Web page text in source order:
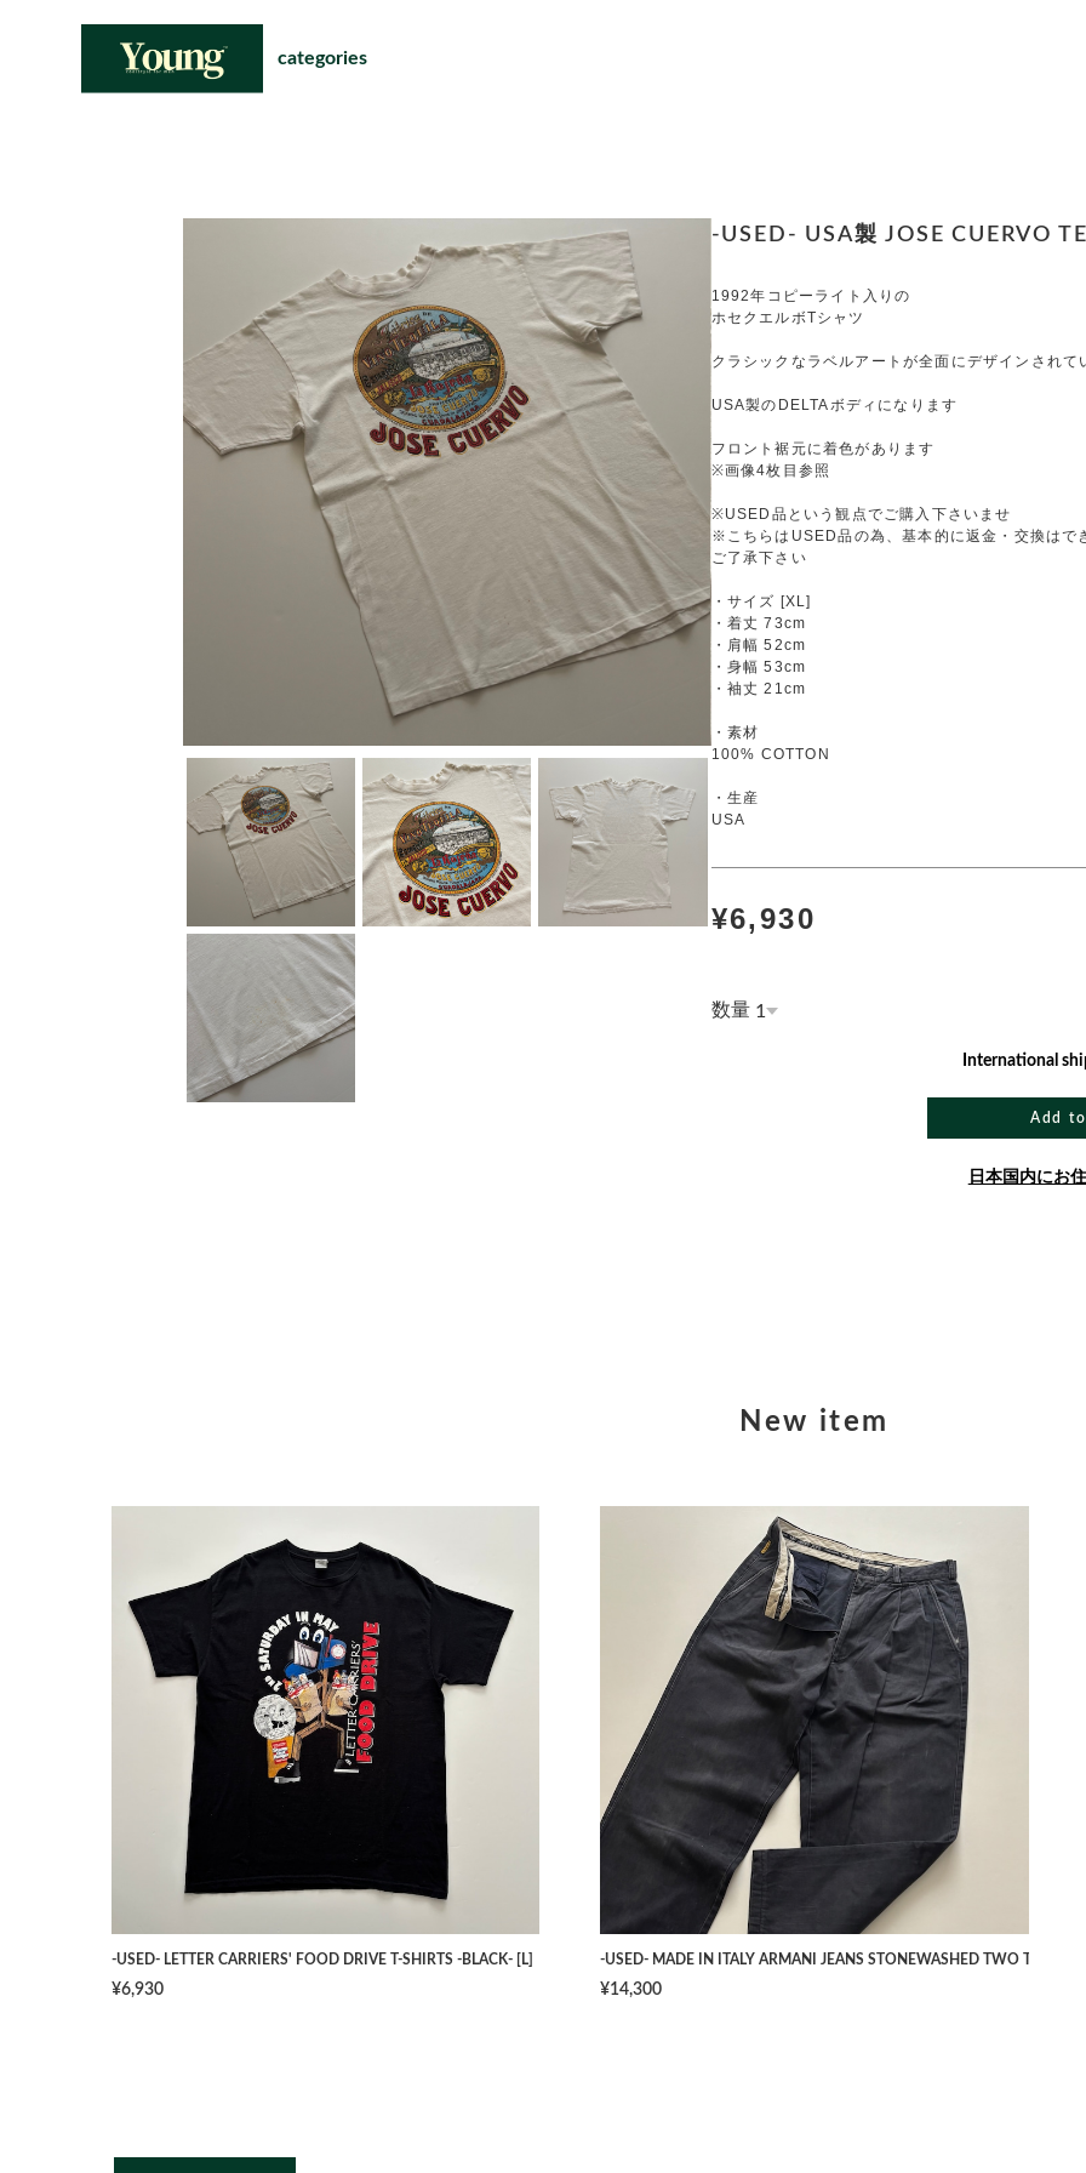
categories
-USED- USA製 JOSE CUERVO
1992年コピーライト入りの
ホセクエルボTシャツ
クラシックなラベルアートが全面にデザインされて
USA製のDELTAボディになります
フロント裾元に着色があります
※画像4枚目参照
※USED品という観点でご購入下さいませ
※こちらはUSED品の為、基本的に返金・交換はで
ご了承下さい
・サイズ [XL]
・着丈 73cm
・肩幅 52cm
・身幅 53cm
・袖丈 21cm
・素材
100% COTTON
・生産
USA
¥6,930
数量
International
Add
日本国内にお
New item
-USED- LETTER CARRIERS' FOOD DRIVE T-SHIRTS -BLACK- [L]
¥6,930
-USED- MADE IN ITALY ARMANI JEANS STONEWASHED TWO TUCK
¥14,300